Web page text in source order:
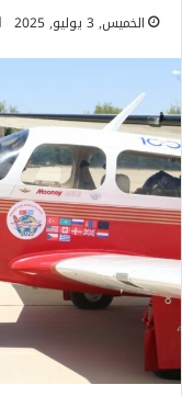
الخميس, 3 يوليو, 2025